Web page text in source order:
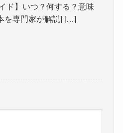
ド】いつ？何する？意味
を専門家が解説] […]